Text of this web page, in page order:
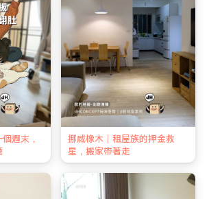
週末，
挪威橡木｜租屋族的押金救
星，搬家帶著走